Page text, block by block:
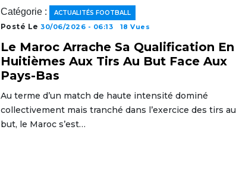
Catégorie : ACTUALITÉS FOOTBALL
Posté Le30/06/2026 - 06:13 18 Vues
Le Maroc Arrache Sa Qualification En
Huitièmes Aux Tirs Au But Face Aux
Pays-Bas
Au terme d’un match de haute intensité dominé
collectivement mais tranché dans l’exercice des tirs au
but, le Maroc s’est…